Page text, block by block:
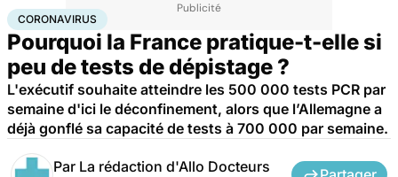
AccueilSantéMaladies Coronavirus
CORONAVIRUS
Pourquoi la France pratique-t-elle si
peu de tests de dépistage ?
L'exécutif souhaite atteindre les 500 000 tests PCR par
semaine d'ici le déconfinement, alors que l’Allemagne a
déjà gonflé sa capacité de tests à 700 000 par semaine.
Par La rédaction d'Allo Docteurs